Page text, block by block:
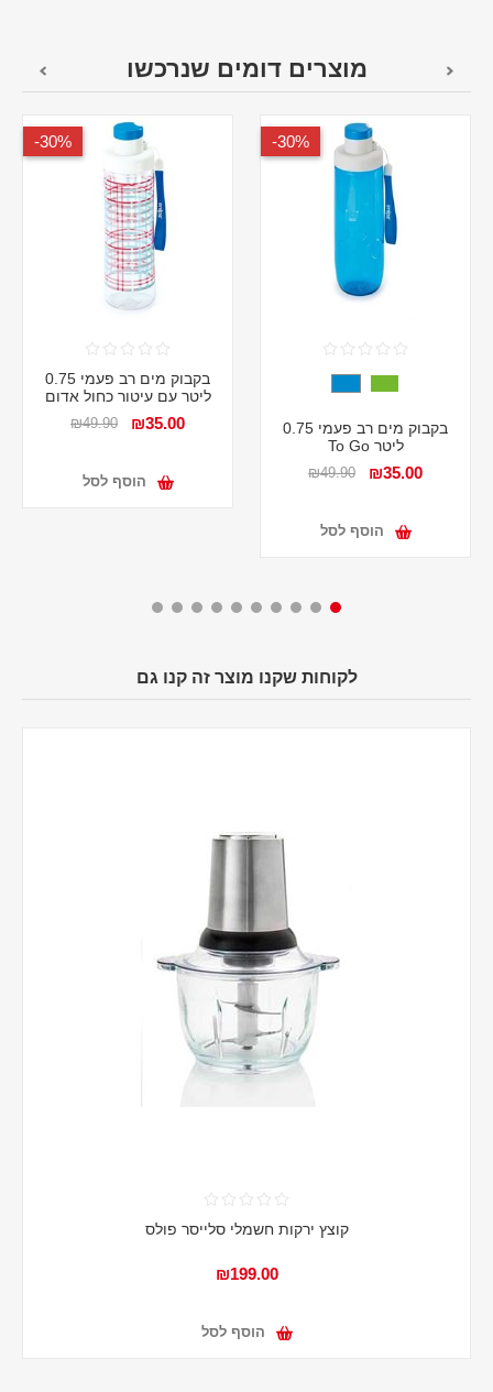
מוצרים דומים שנרכשו
30%-
בקבוק מים רב פעמי 0.75
ליטר To Go
₪35.00
₪49.90
הוסף לסל
30%-
בקבוק מים רב פעמי 0.75
ליטר עם עיטור כחול אדום
₪35.00
₪49.90
הוסף לסל
לקוחות שקנו מוצר זה קנו גם
קוצץ ירקות חשמלי סלייסר פולס
₪199.00
הוסף לסל